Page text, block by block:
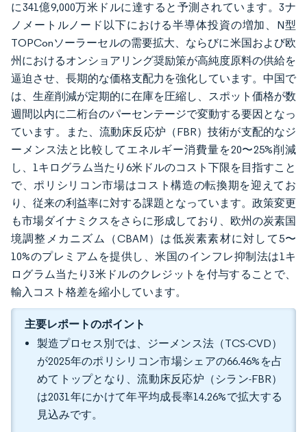
に341億9,000万米ドルに達すると予測されています。3ナ
ノメートルノード以下における半導体投資の増加、N型
TOPConソーラーセルの需要拡大、ならびに米国および欧
州におけるオンショアリング奨励策が高純度原料の供給を
逼迫させ、長期的な価格支配力を強化しています。中国で
は、生産削減が定期的に在庫を圧縮し、スポット価格が数
週間以内に二桁台のパーセンテージで変動する要因となっ
ています。また、流動床反応炉（FBR）技術が支配的なジ
ーメンス法と比較してエネルギー消費量を20〜25%削減
し、1キログラム当たり6米ドルのコスト下限を目指すこと
で、ポリシリコン市場はコスト構造の転換期を迎えてお
り、従来の利益率に対する課題となっています。政策変更
も市場ダイナミクスをさらに形成しており、欧州の炭素国
境調整メカニズム（CBAM）は低炭素素材に対して5〜
10%のプレミアムを提供し、米国のインフレ抑制法は1キ
ログラム当たり3米ドルのクレジットを付与することで、
輸入コスト格差を縮小しています。
主要レポートのポイント
製造プロセス別では、ジーメンス法（TCS-CVD）
が2025年のポリシリコン市場シェアの66.46%を占
めてトップとなり、流動床反応炉（シラン-FBR）
は2031年にかけて年平均成長率14.26%で拡大する
見込みです。